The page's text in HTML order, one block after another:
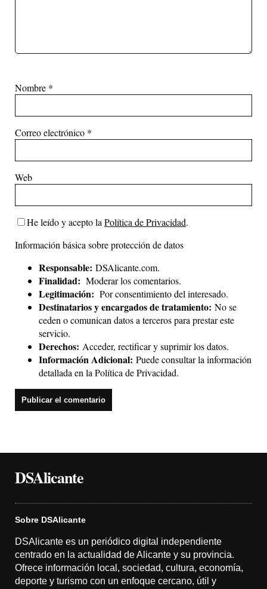
Nombre *
Correo electrónico *
Web
He leído y acepto laPolítica de Privacidad.
Información básica sobre protección de datos
Responsable: DSAlicante.com.
Finalidad: Moderar los comentarios.
Legitimación: Por consentimiento del interesado.
Destinatarios y encargados de tratamiento: No se
ceden o comunican datos a terceros para prestar este
servicio.
Derechos: Acceder, rectificar y suprimir los datos.
Información Adicional: Puede consultar la información
detallada en laPolítica de Privacidad.
DSAlicante
Sobre DSAlicante
DSAlicante es un periódico digital independiente
centrado en la actualidad de Alicante y su provincia.
Ofrece información local, sociedad, cultura, economía,
deporte y turismo con un enfoque cercano, útil y